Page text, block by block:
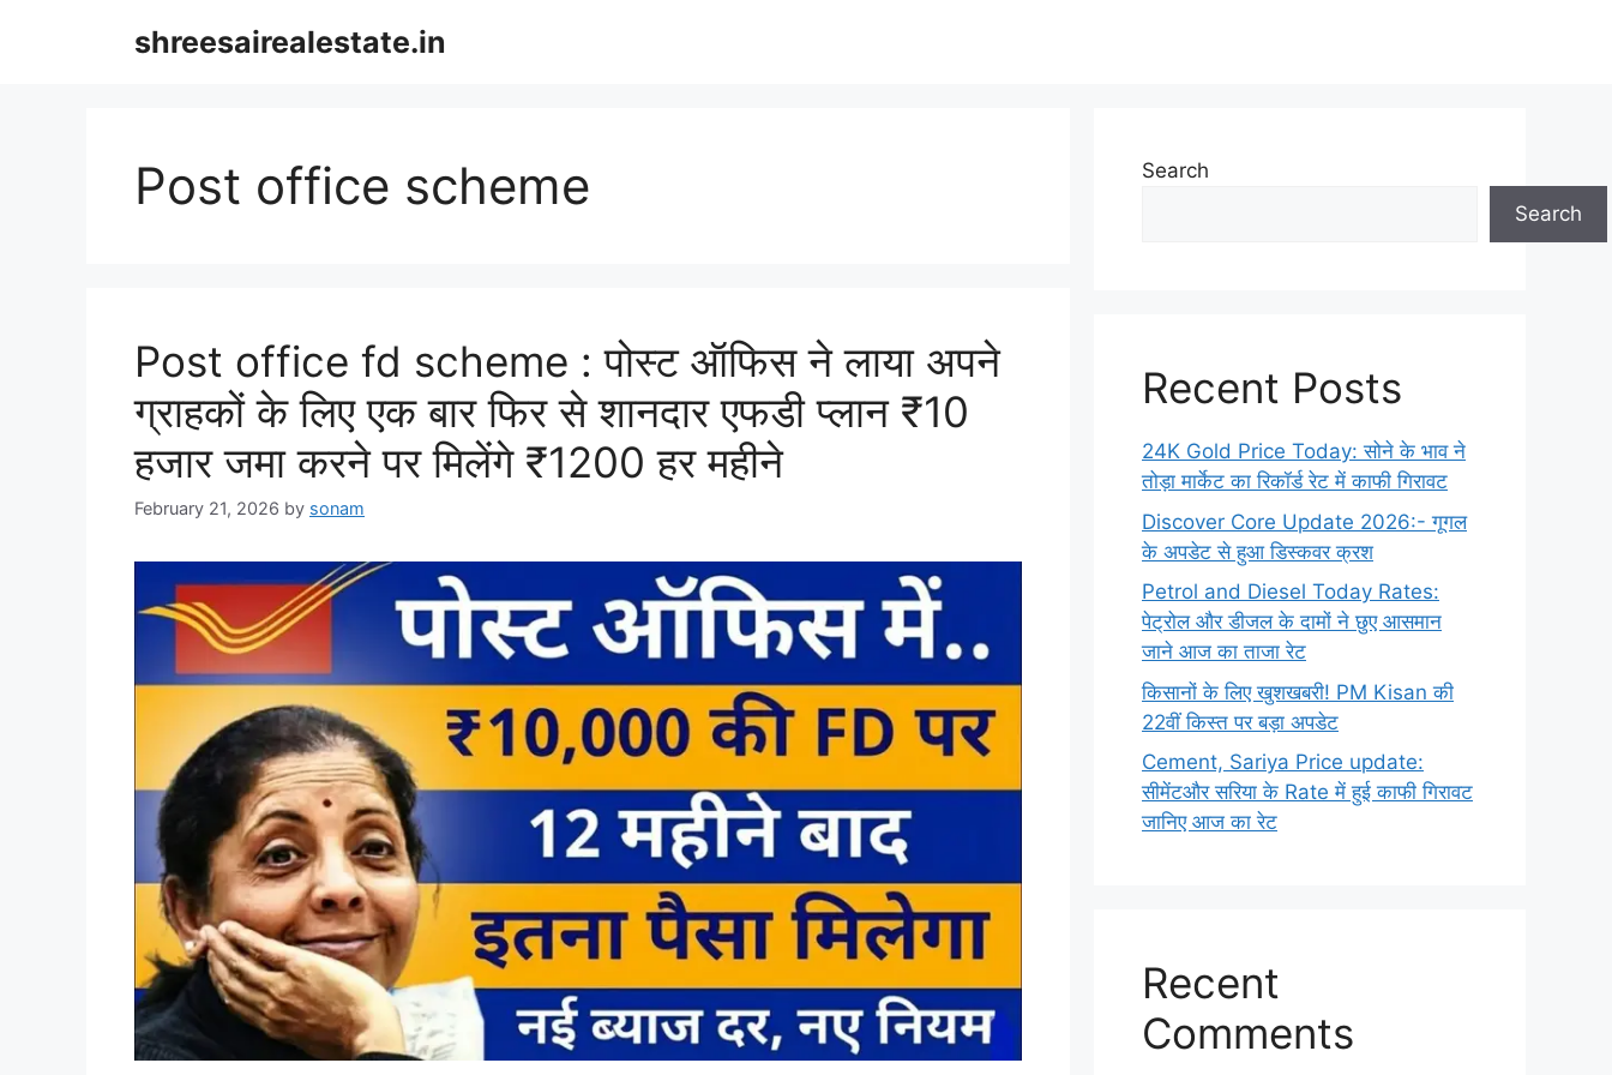
shreesairealestate.in
Post office scheme
Post office fd scheme : पोस्ट ऑफिस ने लाया अपने
ग्राहकों के लिए एक बार फिर से शानदार एफडी प्लान ₹10
हजार जमा करने पर मिलेंगे ₹1200 हर महीने
February 21, 2026 by sonam
Search
Search
Recent Posts
24K Gold Price Today: सोने के भाव ने
तोड़ा मार्केट का रिकॉर्ड रेट में काफी गिरावट
Discover Core Update 2026:- गूगल
के अपडेट से हुआ डिस्कवर क्रश
Petrol and Diesel Today Rates:
पेट्रोल और डीजल के दामों ने छुए आसमान
जाने आज का ताजा रेट
किसानों के लिए खुशखबरी! PM Kisan की
22वीं किस्त पर बड़ा अपडेट
Cement, Sariya Price update:
सीमेंटऔर सरिया के Rate में हुई काफी गिरावट
जानिए आज का रेट
Recent
Comments